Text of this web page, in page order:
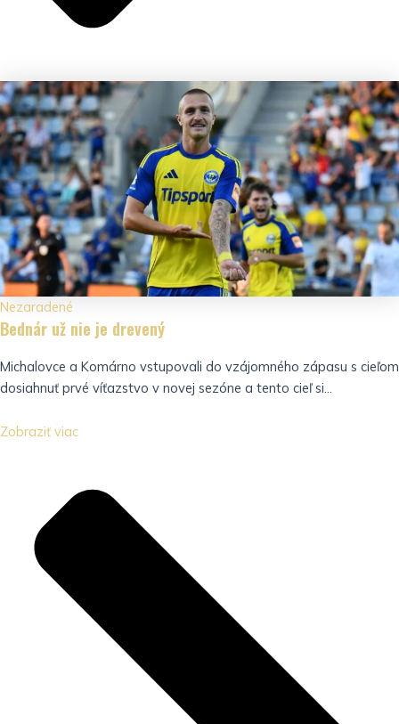
Nezaradené
Bednár už nie je drevený
Michalovce a Komárno vstupovali do vzájomného zápasu s cieľom
dosiahnuť prvé víťazstvo v novej sezóne a tento cieľ si...
Zobraziť viac